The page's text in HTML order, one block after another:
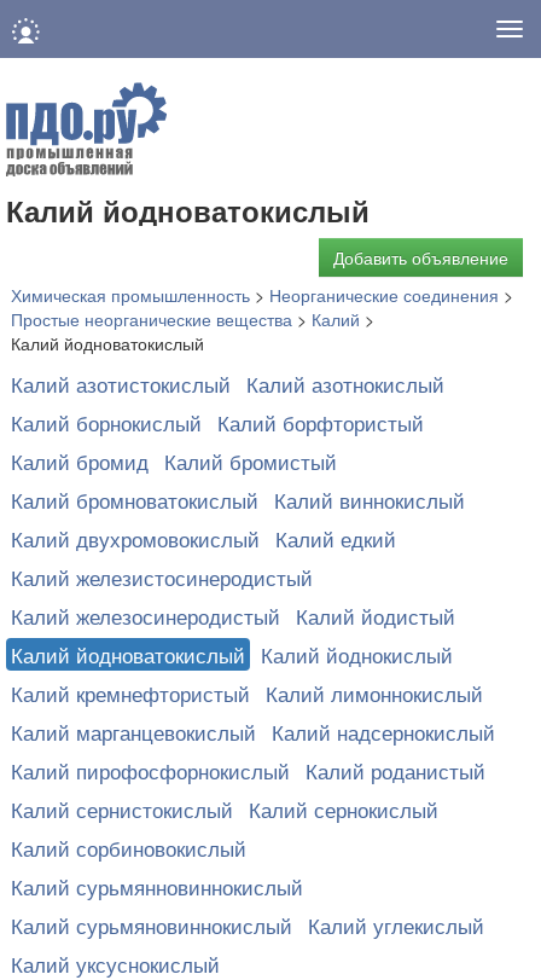
Калий йодноватокислый
Добавить объявление
Химическая промышленность > Неорганические соединения >
Простые неорганические вещества > Калий >
Калий йодноватокислый
Калий азотистокислый Калий азотнокислый
Калий борнокислый Калий борфтористый
Калий бромид Калий бромистый
Калий бромноватокислый Калий виннокислый
Калий двухромовокислый Калий едкий
Калий железистосинеродистый
Калий железосинеродистый Калий йодистый
Калий йодноватокислый Калий йоднокислый
Калий кремнефтористый Калий лимоннокислый
Калий марганцевокислый Калий надсернокислый
Калий пирофосфорнокислый Калий роданистый
Калий сернистокислый Калий сернокислый
Калий сорбиновокислый
Калий сурьмянновиннокислый
Калий сурьмяновиннокислый Калий углекислый
Калий уксуснокислый